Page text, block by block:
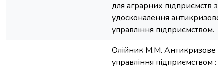
для аграрних підприємств з
удосконалення
управління підприємством.
Олійник М.М. Антикризове
управління підприємством :